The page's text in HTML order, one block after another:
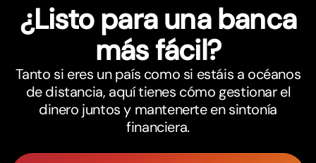
¿Listo para una banca
más fácil?
Tanto si eres un país como si estáis a océanos
de distancia, aquí tienes cómo gestionar el
dinero juntos y mantenerte en sintonía
financiera.